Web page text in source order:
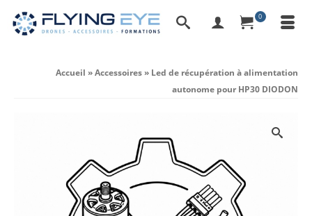
0
Accueil »Accessoires» Led de récupération à alimentation
autonome pour HP30 DIODON